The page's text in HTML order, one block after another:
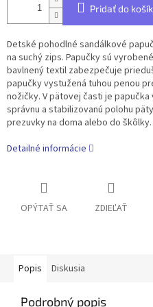
Pridať do
Detské pohodlné sandálkové
na suchý zips. Papučky sú
bavlnený textil zabezpečuje
papučky vystužená tuhou penou
nožičky. V pätovej časti je
správnu a stabilizovanú polohu
prezuvky na doma alebo do škôlky.
Detailné informácie
OPÝTAŤ SA ZDIEĽAŤ
Popis Diskusia
Podrobný popis